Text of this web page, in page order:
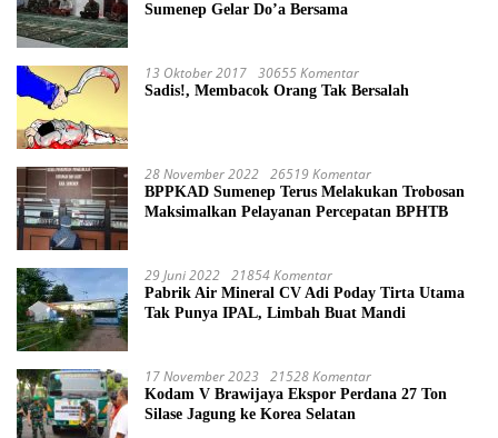
Sumenep Gelar Do’a Bersama
13 Oktober 2017 30655 Komentar
Sadis!, Membacok Orang Tak Bersalah
28 November 2022 26519 Komentar
BPPKAD Sumenep Terus Melakukan Trobosan
Maksimalkan Pelayanan Percepatan BPHTB
29 Juni 2022 21854 Komentar
Pabrik Air Mineral CV Adi Poday Tirta Utama
Tak Punya IPAL, Limbah Buat Mandi
17 November 2023 21528 Komentar
Kodam V Brawijaya Ekspor Perdana 27 Ton
Silase Jagung ke Korea Selatan